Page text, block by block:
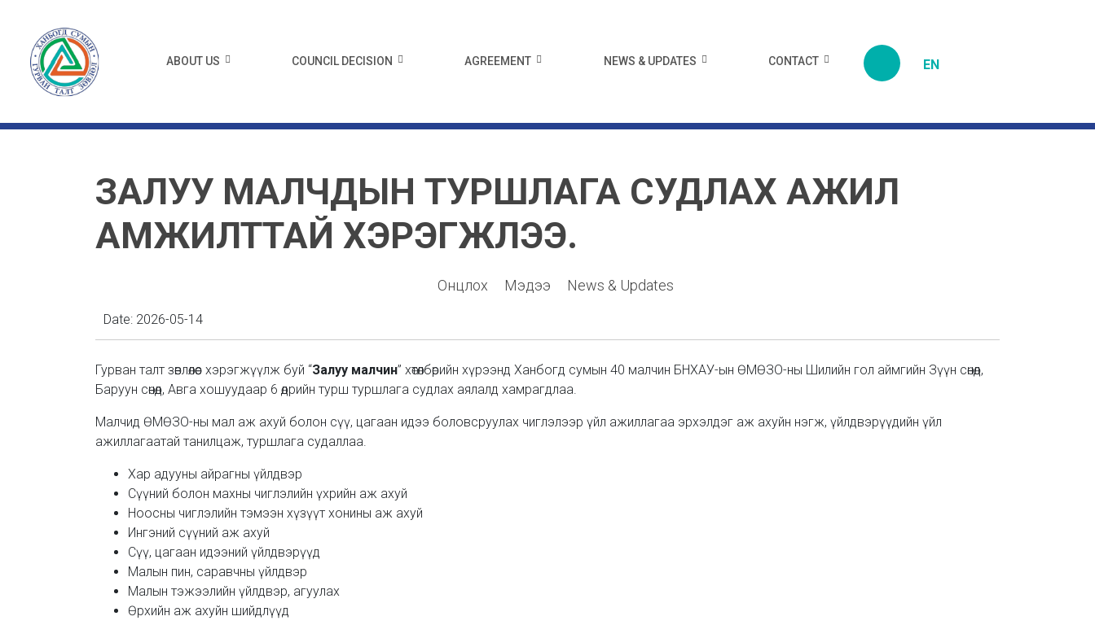
ABOUT US COUNCIL DECISION AGREEMENT NEWS & UPDATES CONTACT EN
ЗАЛУУ МАЛЧДЫН ТУРШЛАГА СУДЛАХ АЖИЛ
АМЖИЛТТАЙ ХЭРЭГЖЛЭЭ.
Онцлох Мэдээ News & Updates
Date: 2026-05-14
Гурван талт зөвлөлөөс хэрэгжүүлж буй “Залуу малчин” хөтөлбөрийн хүрээнд Ханбогд сумын 40 малчин БНХАУ-ын ӨМӨЗО-ны Шилийн гол аймгийн Зүүн сөнөд,
Баруун сөнөд, Авга хошуудаар 6 өдрийн турш туршлага судлах аялалд хамрагдлаа.
Малчид ӨМӨЗО-ны мал аж ахуй болон сүү, цагаан идээ боловсруулах чиглэлээр үйл ажиллагаа эрхэлдэг аж ахуйн нэгж, үйлдвэрүүдийн үйл
ажиллагаатай танилцаж, туршлага судаллаа.
Хар адууны айрагны үйлдвэр
Сүүний болон махны чиглэлийн үхрийн аж ахуй
Ноосны чиглэлийн тэмээн хүзүүт хонины аж ахуй
Ингэний сүүний аж ахуй
Сүү, цагаан идээний үйлдвэрүүд
Малын пин, саравчны үйлдвэр
Малын тэжээлийн үйлдвэр, агуулах
Өрхийн аж ахуйн шийдлүүд